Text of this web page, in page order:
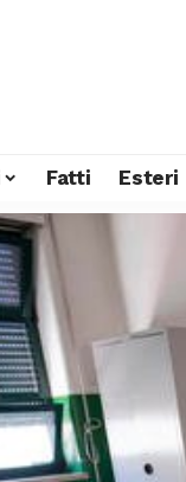
Fatti Esteri